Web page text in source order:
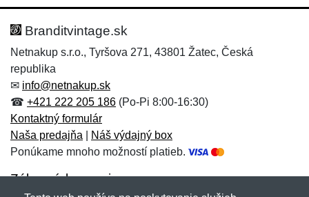
Branditvintage.sk
Netnakup s.r.o., Tyršova 271, 43801 Žatec, Česká
republika
✉ info@netnakup.sk
☎ +421 222 205 186 (Po-Pi 8:00-16:30)
Kontaktný formulár
Naša predajňa
Náš výdajný box
Ponúkame mnoho možností platieb.
Zákaznícky servis